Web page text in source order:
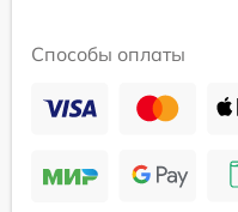
Способы оплаты